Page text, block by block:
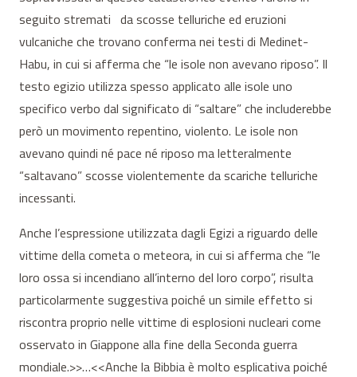
seguito stremati da scosse telluriche ed eruzioni
vulcaniche che trovano conferma nei testi di Medinet-
Habu, in cui si afferma che “le isole non avevano riposo”. Il
testo egizio utilizza spesso applicato alle isole uno
specifico verbo dal significato di “saltare” che includerebbe
però un movimento repentino, violento. Le isole non
avevano quindi né pace né riposo ma letteralmente
“saltavano” scosse violentemente da scariche telluriche
incessanti.
Anche l’espressione utilizzata dagli Egizi a riguardo delle
vittime della cometa o meteora, in cui si afferma che “le
loro ossa si incendiano all’interno del loro corpo”, risulta
particolarmente suggestiva poiché un simile effetto si
riscontra proprio nelle vittime di esplosioni nucleari come
osservato in Giappone alla fine della Seconda guerra
mondiale.>>…<<Anche la Bibbia è molto esplicativa poiché